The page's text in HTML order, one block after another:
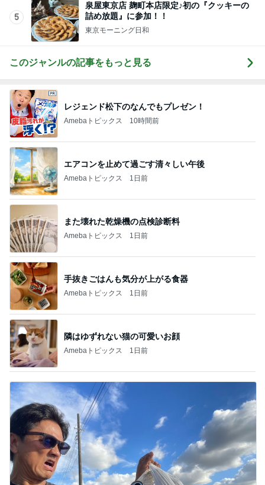
5
泉屋東京店 麹町本店限定♪初の『クッキーの
詰め放題』に参加！！
東京モーニング日和
このジャンルの記事をもっと見る
レジェンド松下のなんでもプレゼン！
Amebaトピックス 10時間前
エアコンを止めて過ごす清々しい午後
Amebaトピックス 1日前
また壊れた乾燥機の点検診断料
Amebaトピックス 1日前
手抜きごはんも気分が上がる食器
Amebaトピックス 1日前
隣はゆずれない猫の可愛いお顔
Amebaトピックス 1日前